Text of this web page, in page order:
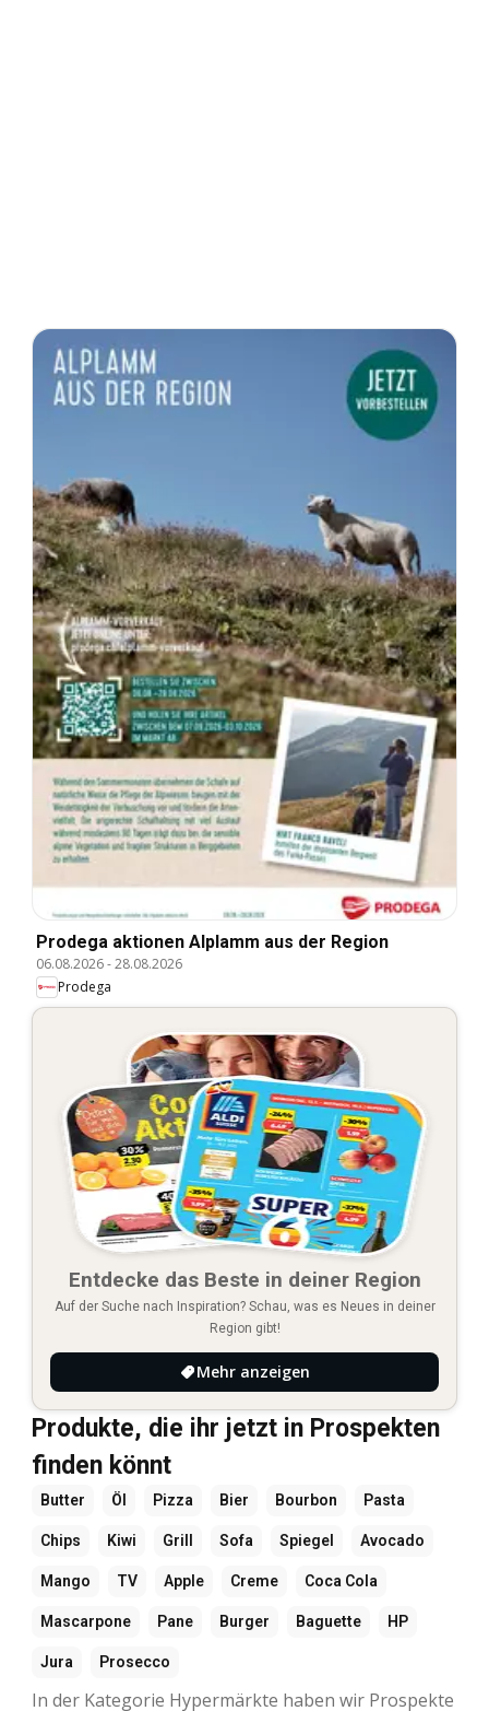
Prodega aktionen Alplamm aus der Region
06.08.2026-28.08.2026
Prodega
Entdecke das Beste in deiner Region
Auf der Suche nach Inspiration? Schau, was es Neues in deiner
Region gibt!
Mehr anzeigen
Produkte, die ihr jetzt in Prospekten
finden könnt
Butter Öl Pizza Bier Bourbon Pasta
Chips Kiwi Grill Sofa Spiegel Avocado
Mango TV Apple Creme Coca Cola
Mascarpone Pane Burger Baguette HP
Jura Prosecco
In der Kategorie Hypermärkte haben wir Prospekte